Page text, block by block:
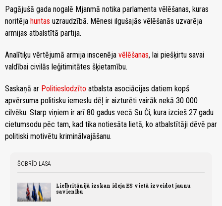
Pagājušā gada nogalē Mjanmā notika parlamenta vēlēšanas, kuras
noritēja huntas uzraudzībā. Mēnesi ilgušajās vēlēšanās uzvarēja
armijas atbalstītā partija.
Analītiķu vērtējumā armija inscenēja vēlēšanas, lai piešķirtu savai
valdībai civilās leģitimitātes šķietamību.
Saskaņā ar Politieslodzīto atbalsta asociācijas datiem kopš
apvērsuma politisku iemeslu dēļ ir aizturēti vairāk nekā 30 000
cilvēku. Starp viņiem ir arī 80 gadus vecā Su Či, kura izcieš 27 gadu
cietumsodu pēc tam, kad tika notiesāta lietā, ko atbalstītāji dēvē par
politiski motivētu kriminālvajāšanu.
ŠOBRĪD LASA
Lielbritānijā izskan ideja ES vietā izveidot jaunu
savienību